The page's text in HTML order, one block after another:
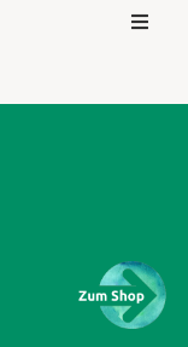
Kontakt